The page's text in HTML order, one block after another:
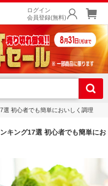
ログイン
会員登録(無料)
初心者でも簡単においしく調理
キング17選 初心者でも簡単にお